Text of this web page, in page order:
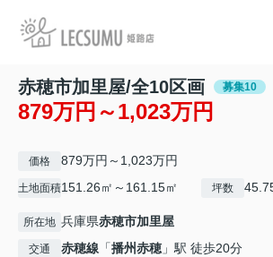
赤穂市加里屋/全10区画 募集10
879万円～1,023万円
価格 879万円～1,023万円
土地面積151.26㎡～161.15㎡ 坪数
所在地 兵庫県赤穂市加里屋
交通 赤穂線 「播州赤穂」駅 徒歩20分